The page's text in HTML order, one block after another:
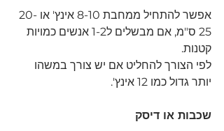
אפשר להתחיל ממחבת 8-10 אינץ' או 20-
25 ס"מ, אם מבשלים ל1-2 אנשים כמויות
קטנות.
לפי הצורך להחליט אם יש צורך במשהו
יותר גדול כמו 12 אינץ'.
שכבות או דיסק